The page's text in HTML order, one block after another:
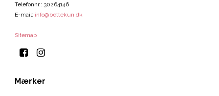
Telefonnr.: 30264146
E-mail: info@bettekun.dk
Sitemap
Mærker